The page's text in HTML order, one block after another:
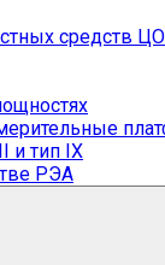
средств
и тип IX
РЭА